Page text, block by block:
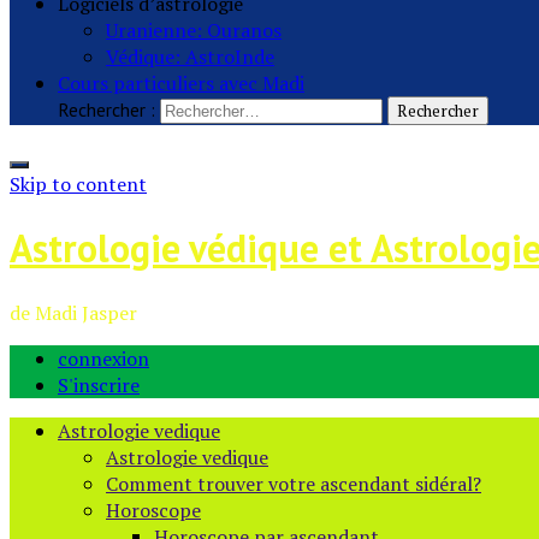
Uranienne: Ouranos
Védique: AstroInde
Cours particuliers avec Madi
Rechercher :
Skip to content
Astrologie védique et
de Madi Jasper
connexion
S'inscrire
Astrologie vedique
Astrologie vedique
Comment trouver votre ascendant sidéral?
Horoscope